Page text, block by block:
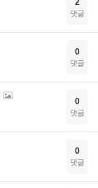
2
댓글
0
댓글
0
댓글
0
댓글